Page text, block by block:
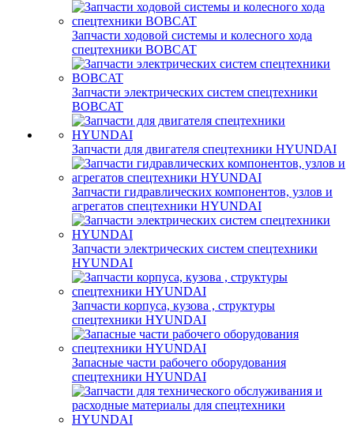
Запчасти ходовой системы и колесного хода
спецтехники BOBCAT
Запчасти электрических систем спецтехники
BOBCAT
Запчасти для двигателя спецтехники HYUNDAI
Запчасти гидравлических компонентов, узлов и
агрегатов спецтехники HYUNDAI
Запчасти электрических систем спецтехники
HYUNDAI
Запчасти корпуса, кузова , структуры
спецтехники HYUNDAI
Запасные части рабочего оборудования
спецтехники HYUNDAI